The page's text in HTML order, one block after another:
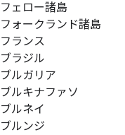
フェロー諸島
フォークランド諸島
フランス
ブラジル
ブルガリア
ブルキナファソ
ブルネイ
ブルンジ